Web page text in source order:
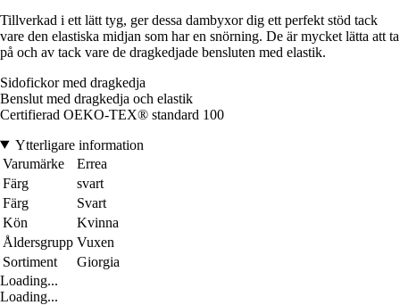
Tillverkad i ett lätt tyg, ger dessa dambyxor dig ett perfekt stöd tack
vare den elastiska midjan som har en snörning. De är mycket lätta att ta
på och av tack vare de dragkedjade bensluten med elastik.
Sidofickor med dragkedja
Benslut med dragkedja och elastik
Certifierad OEKO-TEX® standard 100
Ytterligare information
Varumärke
Errea
Färg
svart
Färg
Svart
Kön
Kvinna
Åldersgrupp Vuxen
Sortiment
Giorgia
Loading...
Loading...